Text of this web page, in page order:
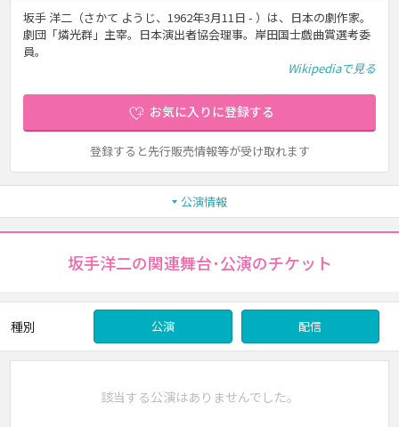
坂手 洋二（さかて ようじ、1962年3月11日 - ）は、日本の劇作家。
劇団「燐光群」主宰。日本演出者協会理事。岸田国士戯曲賞選考委
員。
Wikipediaで見る
お気に入りに登録する
登録すると先行販売情報等が受け取れます
公演情報
坂手洋二の関連舞台･公演のチケット
種別 公演 配信
該当する公演はありませんでした。